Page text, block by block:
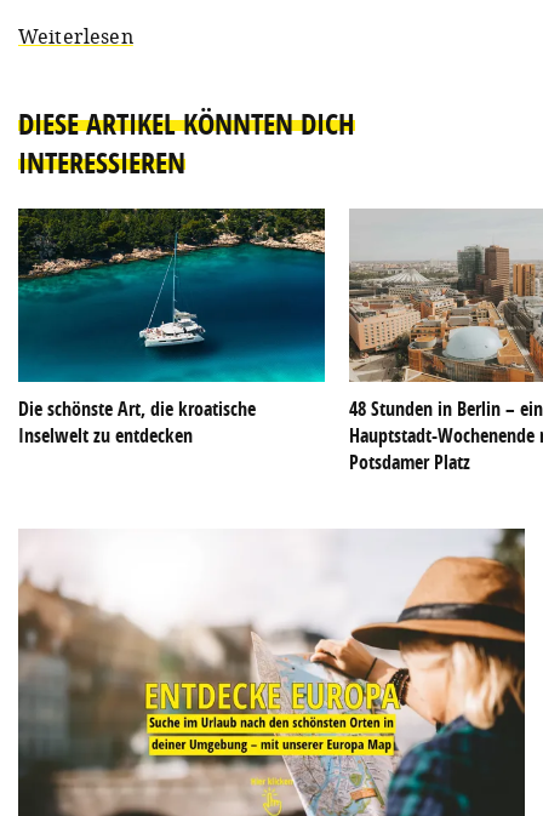
Weiterlesen
DIESE ARTIKEL KÖNNTEN DICH
INTERESSIEREN
Die schönste Art, die kroatische
Inselwelt zu entdecken
48 Stunden in Berlin –
Hauptstadt-
Potsdamer Platz